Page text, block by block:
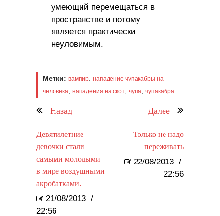
умеющий перемещаться в
пространстве и потому
является практически
неуловимым.
Метки: вампир нападение чупакабры на
человека
нападения на скот чупа чупакабра
Назад Далее
Девятилетние
девочки стали
самыми молодыми
в мире воздушными
акробатками.
21/08/2013 /
22:56
Только не надо
переживать
22/08/2013 /
22:56